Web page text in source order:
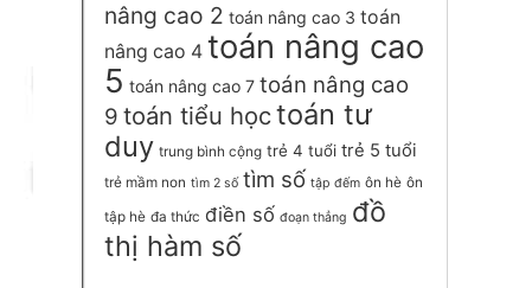
nâng cao 2 toán nâng cao 3 toán
nâng cao 4 toán nâng cao
5 toán nâng cao 7 toán nâng cao
9 toán tiểu họctoán tư
duy trung bình cộng trẻ 4 tuổi trẻ 5 tuổi
trẻ mầm non tìm 2 số tìm số tập đếm ôn hè ôn
tập hè đa thức điền số đoạn thẳng đồ
thị hàm số